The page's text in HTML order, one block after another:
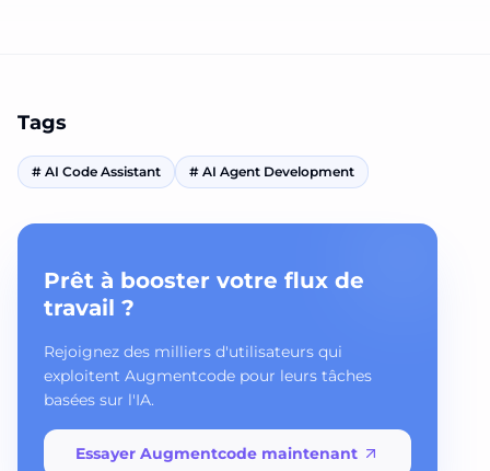
Tags
# AI Code Assistant # AI Agent Development
Prêt à booster votre flux de
travail ?
Rejoignez des milliers d'utilisateurs qui
exploitent Augmentcode pour leurs tâches
basées sur l'IA.
Essayer Augmentcode maintenant